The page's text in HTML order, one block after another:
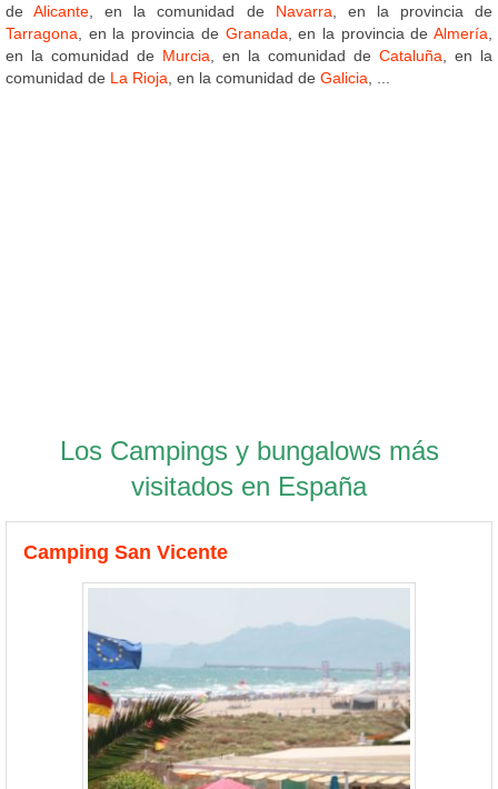
deAlicante , en la comunidad de Navarra , en la provincia de
Tarragona , en la provincia de Granada , en la provincia de Almería
en la comunidad de Murcia , en la comunidad de Cataluña , en la
comunidad de La Rioja , en la comunidad de Galicia
Los Campings y bungalows más
visitados en España
Camping San Vicente